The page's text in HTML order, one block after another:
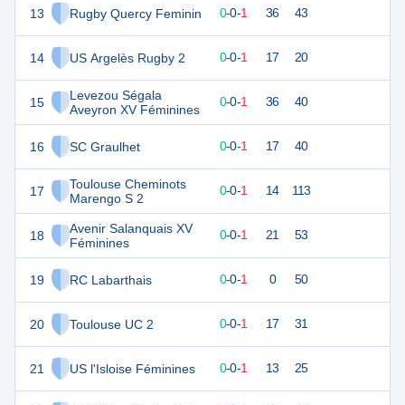
13 Rugby Quercy Feminin
14 US Argelès Rugby 2
15
Levezou Ségala
Aveyron XV Féminines
16 SC Graulhet
17
Toulouse Cheminots
Marengo S 2
18
Avenir Salanquais XV
Féminines
19 RC Labarthais
20 Toulouse UC 2
21 US l'Isloise Féminines
1 1 0-0-1 36 43
1 0-0-1 17 20
1 0-0-1 36 40
0-0-1 17 40
0 0-0-1 14 113
0 0-0-1 21 53
0-0-1 0 50
0-0-1 17 31
0 1 0-0-1 13 25